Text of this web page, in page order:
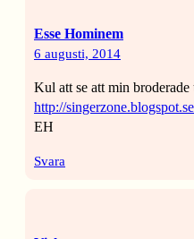
Esse Hominem
6 augusti, 2014
Kul att se att min
http://
EH
Svara